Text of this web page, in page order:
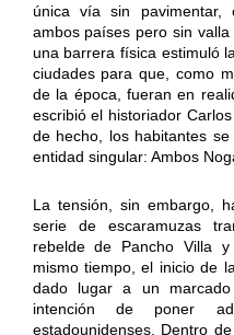
única vía sin pavimentar,
ambos países pero sin
una barrera física estimuló
ciudades para que, como
de la época, fueran en
escribió el historiador
de hecho, los habitantes
entidad singular: Ambos
La tensión, sin embargo,
serie de escaramuzas
rebelde de Pancho Villa
mismo tiempo, el inicio de
dado lugar a un
intención de poner
estadounidenses. Dentro